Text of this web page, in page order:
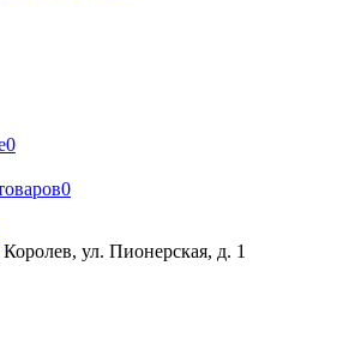
0
0
ул. Пионерская, д. 1